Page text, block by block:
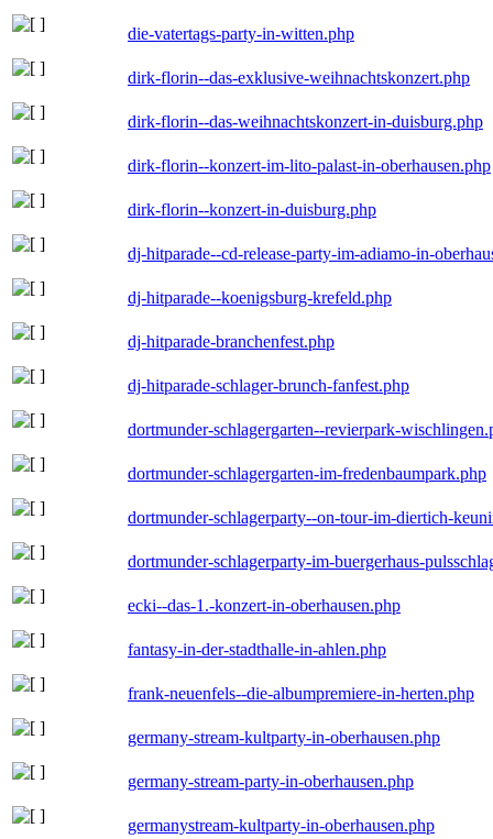
die-vatertags-party-in-witten.php
dirk-florin--das-exklusive-weihnachtskonzert.php
dirk-florin--das-weihnachtskonzert-in-duisburg.php
dirk-florin--konzert-im-lito-palast-in-oberhausen.php
dirk-florin--konzert-in-duisburg.php
dj-hitparade--cd-release-party-im-adiamo-in-
dj-hitparade--koenigsburg-krefeld.php
dj-hitparade-branchenfest.php
dj-hitparade-schlager-brunch-fanfest.php
dortmunder-schlagergarten--revierpark-
dortmunder-schlagergarten-im-fredenbaumpark.php
dortmunder-schlagerparty--on-tour-im-diertich-
dortmunder-schlagerparty-im-buergerhaus-
ecki--das-1.-konzert-in-oberhausen.php
fantasy-in-der-stadthalle-in-ahlen.php
frank-neuenfels--die-albumpremiere-in-herten.php
germany-stream-kultparty-in-oberhausen.php
germany-stream-party-in-oberhausen.php
germanystream-kultparty-in-oberhausen.php